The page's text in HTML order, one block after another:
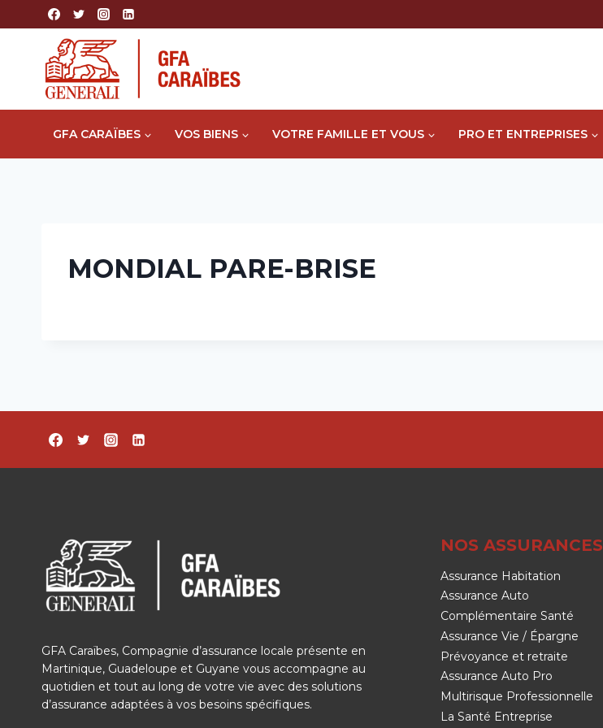
au
contenu
GFA CARAÏBES VOS BIENS VOTRE FAMILLE ET VOUS PRO ET ENTREPRISES
MONDIAL PARE-BRISE
GFA Caraïbes, Compagnie d’assurance locale présente en
Martinique, Guadeloupe et Guyane vous accompagne au
quotidien et tout au long de votre vie avec des solutions
d’assurance adaptées à vos besoins spécifiques.
NOS ASSURANCES
Assurance Habitation
Assurance Auto
Complémentaire Santé
Assurance Vie / Épargne
Prévoyance et retraite
Assurance Auto Pro
Multirisque Professionnelle
La Santé Entreprise